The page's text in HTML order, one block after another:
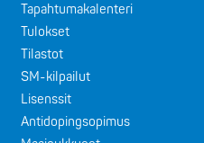
Tapahtumakalenteri
Tulokset
Tilastot
SM-kilpailut
Lisenssit
Antidopingsopimus